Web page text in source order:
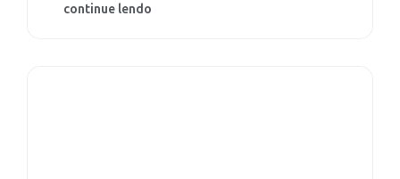
continue lendo